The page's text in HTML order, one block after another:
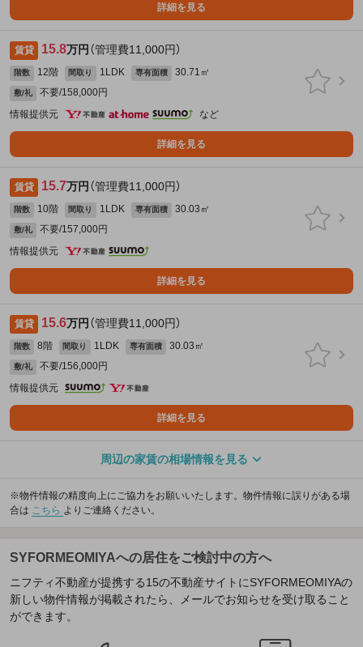
詳細を見る
賃貸 15.8万円 （管理費11,000円）
階数 12階 間取り 1LDK 専有面積 30.71㎡
敷/礼
不要/158,000円
情報提供元
など
詳細を見る
賃貸 15.7万円 （管理費11,000円）
階数 10階 間取り 1LDK 専有面積 30.03㎡
敷/礼
不要/157,000円
情報提供元
詳細を見る
賃貸 15.6万円 （管理費11,000円）
階数 8階 間取り 1LDK 専有面積 30.03㎡
敷/礼
不要/156,000円
情報提供元
詳細を見る
周辺の家賃の相場情報を見る
※物件情報の精度向上にご協力をお願いいたします。物件情報に誤りがある場
合は こちら よりご連絡ください。
SYFORMEOMIYAへの居住をご検討中の方へ
ニフティ不動産が提携する15の不動産サイトにSYFORMEOMIYAの
新しい物件情報が掲載されたら、メールでお知らせを受け取ること
ができます。